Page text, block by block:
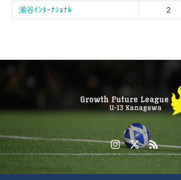
瀬谷ｲﾝﾀｰﾅｼｮﾅﾙ
2